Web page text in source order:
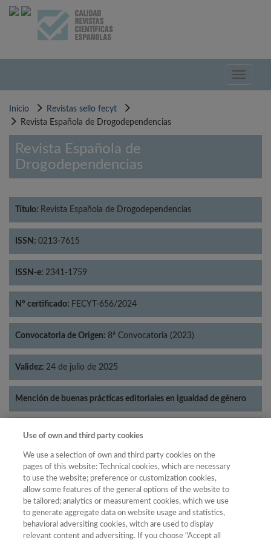
Pasar
Toggle
Inicio
Revistas sello fecyt
Revista Española de Drogodependencias
Revista Española de
Drogodependencias
Título: Revista Española de Drogodependencias
ISSN: 0213-7615
ISSN-e: 2341-1759
Nº certificado: FECYT-656/2024
Convocatoria de Origen: 8ª Convocatoria (2023)
Validez: 24 de julio de 2025
Mención de buenas prácticas editoriales en igualdad de género
Categorías: Psicología
Año
Año Filtrar
Use of own and third party cookies
We use a selection of own and third party cookies on the
pages of this website: Technical cookies, which are necessary
to use the website; preference or customization cookies,
allow some features of the general options of the website to
be tailored; analytics or measurement cookies, which we use
to generate aggregate data on website usage and statistics,
behavioral adversiting cookies, witch are used to display
relevant content and adversiting. If you choose "Accept all